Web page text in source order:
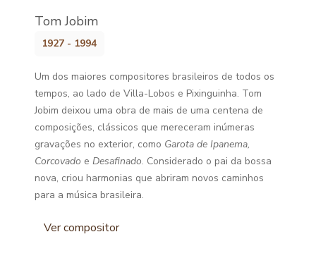
Tom Jobim
1927 - 1994
Um dos maiores compositores brasileiros de todos os
tempos, ao lado de Villa-Lobos e Pixinguinha. Tom
Jobim deixou uma obra de mais de uma centena de
composições, clássicos que mereceram inúmeras
gravações no exterior, como Garota de Ipanema,
Corcovado eDesafinado. Considerado o pai da bossa
nova, criou harmonias que abriram novos caminhos
para a música brasileira.
Ver compositor